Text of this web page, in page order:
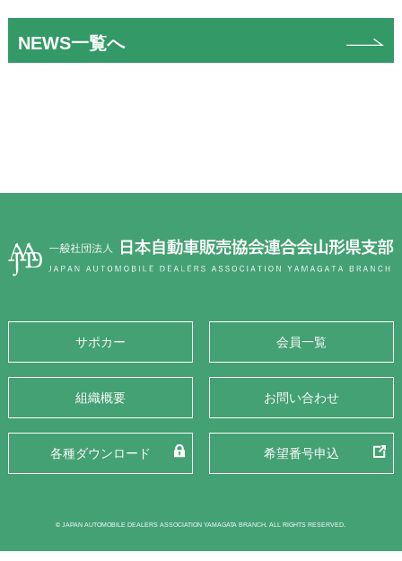
NEWS一覧へ
サポカー 会員一覧
組織概要 お問い合わせ
各種ダウンロード 希望番号申込
© JAPAN AUTOMOBILE DEALERS ASSOCIATION YAMAGATA BRANCH. ALL RIGHTS RESERVED.